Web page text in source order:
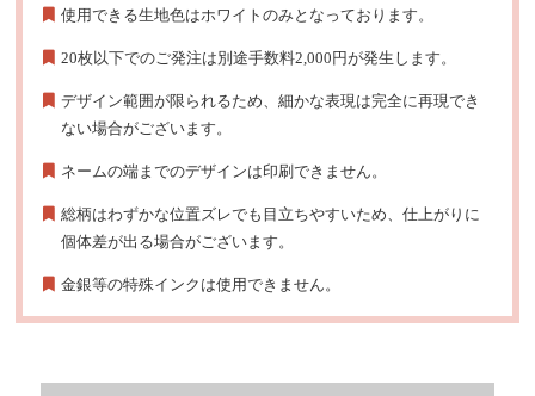
使用できる生地色はホワイトのみとなっております。
20枚以下でのご発注は別途手数料2,000円が発生します。
デザイン範囲が限られるため、細かな表現は完全に再現でき
ない場合がございます。
ネームの端までのデザインは印刷できません。
総柄はわずかな位置ズレでも目立ちやすいため、仕上がりに
個体差が出る場合がございます。
金銀等の特殊インクは使用できません。